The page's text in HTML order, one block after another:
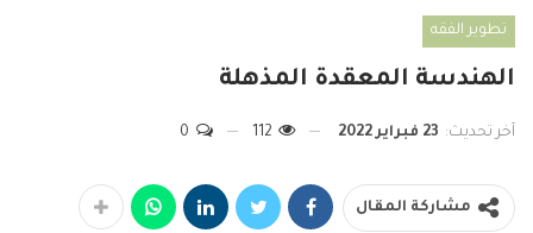
تطوير الفقه
الهندسة المعقدة المذهلة
آخر تحديث: 23 فبراير 2022
مشاركة المقال